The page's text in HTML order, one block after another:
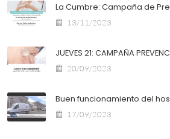
La Cumbre: Campaña de
13/11/2023
JUEVES 21: CAMPAÑA
20/09/2023
Buen funcionamiento del
17/09/2023